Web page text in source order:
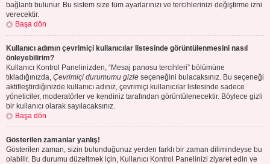
bağlantı bulunur. Bu sistem size tüm ayarlarınızı ve tercihlerinizi değiştirme izni
verecektir.
Başa dön
Kullanıcı adımın çevrimiçi kullanıcılar listesinde görüntülenmesini nasıl
önleyebilirim?
Kullanıcı Kontrol Panelinizden, “Mesaj panosu tercihleri” bölümüne
tıkladığınızda, Çevrimiçi durumumu gizle seçeneğini bulacaksınız. Bu seçeneği
aktifleştirdiğinizde kullanıcı adınız, çevrimiçi kullanıcılar listesinde sadece
yöneticiler, moderatörler ve kendiniz tarafından görüntülenecektir. Böylece gizli
bir kullanıcı olarak sayılacaksınız.
Başa dön
Gösterilen zamanlar yanlış!
Gösterilen zaman, sizin bulunduğunuz yerden farklı bir zaman dilimindeyse bu
olabilir. Bu durumu düzeltmek için, Kullanıcı Kontrol Panelinizi ziyaret edin ve